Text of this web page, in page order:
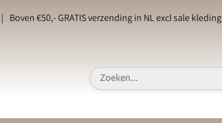
Boven €50,- GRATIS verzending in NL excl sale kleding |